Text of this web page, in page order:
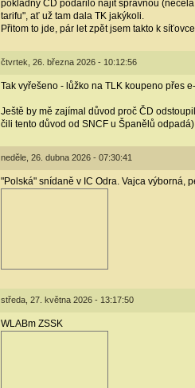
pokladny ČD podařilo najít správnou
tarifu", ať už tam dala TK jakýkoli.
Přitom to jde, pár let zpět jsem takto k
čtvrtek, 26. března 2026 - 10:12:56
Tak vyřešeno - lůžko na TLK koupeno přes
Ještě by mě zajímal důvod proč ČD
čili tento důvod od SNCF u Španělů
neděle, 26. dubna 2026 - 07:30:41
"Polská" snídaně v IC Odra. Vajca výborná,
středa, 27. května 2026 - 13:17:50
WLABm ZSSK